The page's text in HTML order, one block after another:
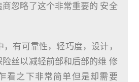
忽略了这个非常重要的 安全
有可靠性，轻巧度，设计，
丝以减轻前部和后部的维 修
看之下非常简单但是却需要